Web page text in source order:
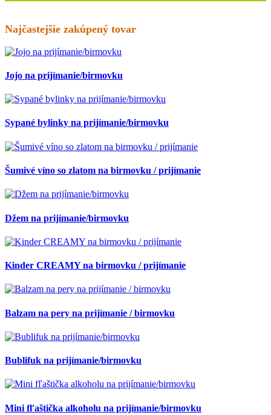
Najčastejšie zakúpený tovar
Jojo na prijímanie/birmovku
Sypané bylinky na prijímanie/birmovku
Šumivé víno so zlatom na birmovku / prijímanie
Džem na prijímanie/birmovku
Kinder CREAMY na birmovku / prijímanie
Balzam na pery na prijímanie / birmovku
Bublifuk na prijímanie/birmovku
Mini fľaštička alkoholu na prijímanie/birmovku